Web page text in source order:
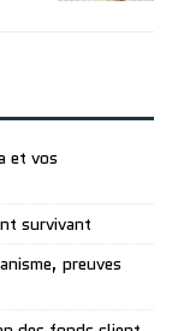
et vos
survivant
preuves